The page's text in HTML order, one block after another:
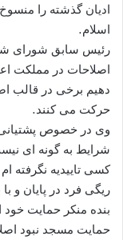
ادیان گذشته را
اسلام.
رئیس سابق شورای شهر
اصلاحات در مملکت
دهیم برخی در قالب
حرکت می کنند.
وی در خصوص
شرایط به گونه ای
کسی تاییدیه نگرفته
ریگی فرد در پایان و
بنده منکر حمایت
حمایت مسجد نبود